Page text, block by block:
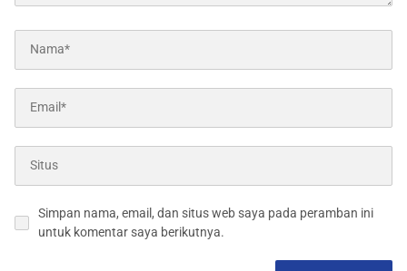
Simpan nama, email, dan situs web saya pada peramban ini
untuk komentar saya berikutnya.